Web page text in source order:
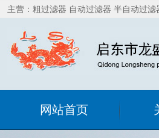
主营：粗过滤器 自动过滤器 半自动过滤
网站首页